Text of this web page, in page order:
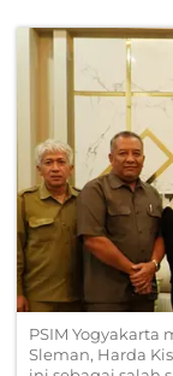
PSIM
Sleman, Harda